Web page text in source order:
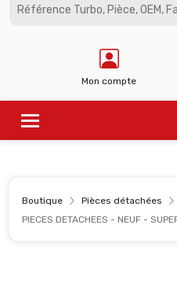
Mon compte
Boutique
Pièces détachées
PIECES DETACHEES - NEUF -